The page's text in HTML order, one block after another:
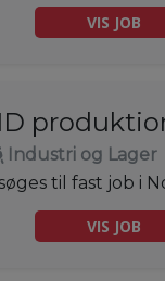
VIS JOB
Industri og Lager
til fast job i
VIS JOB